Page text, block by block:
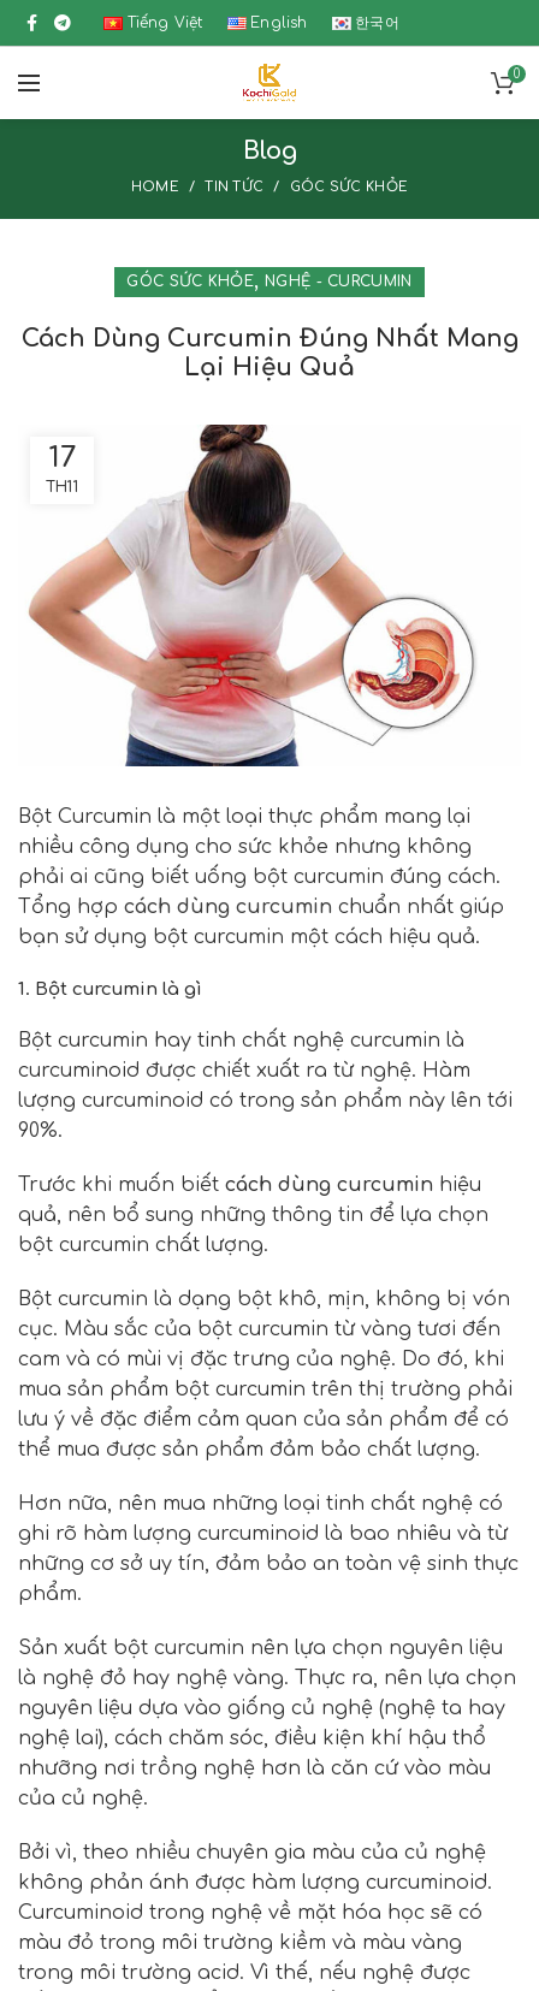
Tiếng Việt English 한국어
0
Blog
HOME TIN TỨC GÓC SỨC KHỎE
GÓC SỨC KHỎE,NGHỆ - CURCUMIN
Cách Dùng Curcumin Đúng Nhất Mang
Lại Hiệu Quả
17
TH11
Bột Curcumin là một loại thực phẩm mang lại
nhiều công dụng cho sức khỏe nhưng không
phải ai cũng biết uống bột curcumin đúng cách.
Tổng hợp cách dùng curcumin chuẩn nhất giúp
bạn sử dụng bột curcumin một cách hiệu quả.
1. Bột curcumin là gì
Bột curcumin hay tinh chất nghệ curcumin là
curcuminoid được chiết xuất ra từ nghệ. Hàm
lượng curcuminoid có trong sản phẩm này lên tới
90%.
Trước khi muốn biết cách dùng curcumin hiệu
quả, nên bổ sung những thông tin để lựa chọn
bột curcumin chất lượng.
Bột curcumin là dạng bột khô, mịn, không bị vón
cục. Màu sắc của bột curcumin từ vàng tươi đến
cam và có mùi vị đặc trưng của nghệ. Do đó, khi
mua sản phẩm bột curcumin trên thị trường phải
lưu ý về đặc điểm cảm quan của sản phẩm để có
thể mua được sản phẩm đảm bảo chất lượng.
Hơn nữa, nên mua những loại tinh chất nghệ có
ghi rõ hàm lượng curcuminoid là bao nhiêu và từ
những cơ sở uy tín, đảm bảo an toàn vệ sinh thực
phẩm.
Sản xuất bột curcumin nên lựa chọn nguyên liệu
là nghệ đỏ hay nghệ vàng. Thực ra, nên lựa chọn
nguyên liệu dựa vào giống củ nghệ (nghệ ta hay
nghệ lai), cách chăm sóc, điều kiện khí hậu thổ
nhưỡng nơi trồng nghệ hơn là căn cứ vào màu
của củ nghệ.
Bởi vì, theo nhiều chuyên gia màu của củ nghệ
không phản ánh được hàm lượng curcuminoid.
Curcuminoid trong nghệ về mặt hóa học sẽ có
màu đỏ trong môi trường kiềm và màu vàng
trong môi trường acid. Vì thế, nếu nghệ được